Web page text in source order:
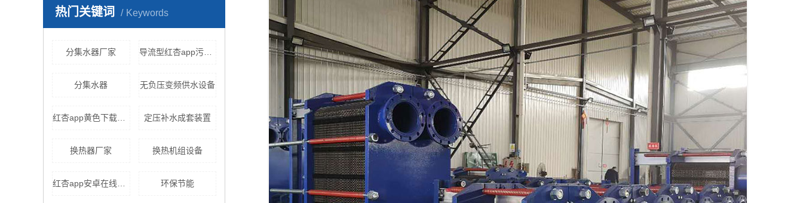
热门关键词 Keywords
分集水器厂家 导流型红杏app污版下载
分集水器 无负压变频供水设备
定压补水成套装置
换热器厂家 换热机组设备
环保节能